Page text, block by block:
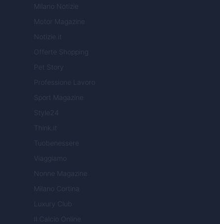
Milano Notizie
Motor Magazine
Notizie.it
Offerte Shopping
Pet Story
Professione Lavoro
Sport Magazine
Style24
Think.it
Tuobenessere
Viaggiamo
Nonne Magazine
Milano Cortina
Luxury Club
Il Calcio Online